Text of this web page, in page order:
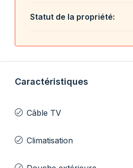
Statut de la propriété:
Caractéristiques
Câble TV
Climatisation